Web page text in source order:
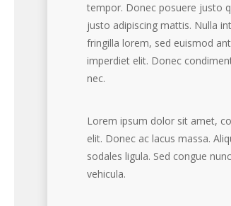
tempor. Donec posuere justo
justo adipiscing mattis. Nulla
fringilla lorem, sed euismod
imperdiet elit. Donec
nec.
Lorem ipsum dolor sit amet,
elit. Donec ac lacus massa.
sodales ligula. Sed congue
vehicula.